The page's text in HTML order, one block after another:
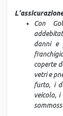
Con
danni e
coperte
vetri e
furto, i
veicolo,